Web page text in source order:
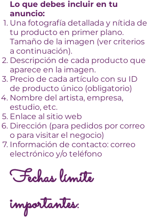
Lo que debes incluir en tu
anuncio:
Una fotografía detallada y nítida de
tu producto en primer plano.
Tamaño de la imagen (ver criterios
a continuación).
Descripción de cada producto que
aparece en la imagen.
Precio de cada artículo con su ID
de producto único (obligatorio)
Nombre del artista, empresa,
estudio, etc.
Enlace al sitio web
Dirección (para pedidos por correo
o para visitar el negocio)
Información de contacto: correo
electrónico y/o teléfono
Fechas límite
importantes: